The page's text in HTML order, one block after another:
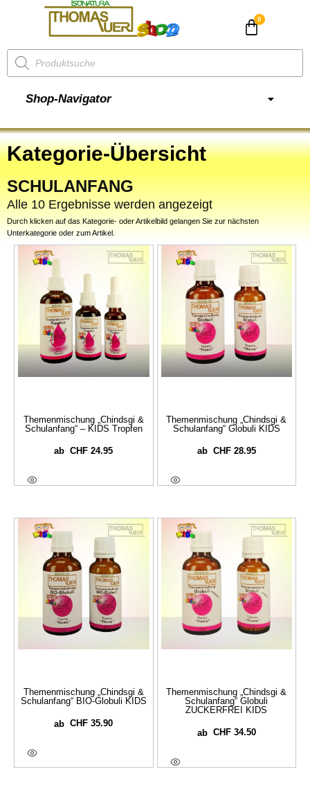
Shop-Navigator
Kategorie-Übersicht
SCHULANFANG
Alle 10 Ergebnisse werden angezeigt
Durch klicken auf das Kategorie- oder Artikelbild gelangen Sie zur nächsten
Unterkategorie oder zum Artikel.
Themenmischung „Chindsgi &
Schulanfang“ – KIDS Tropfen
abCHF 24.95
Themenmischung „Chindsgi &
Schulanfang“ Globuli KIDS
ab CHF28.95
Themenmischung „Chindsgi &
Schulanfang“ BIO-Globuli KIDS
abCHF 35.90
Themenmischung „Chindsgi &
Schulanfang“ Globuli
ZUCKERFREI KIDS
ab CHF34.50